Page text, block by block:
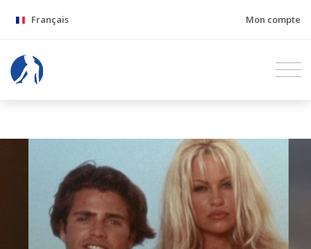
Français Mon compte